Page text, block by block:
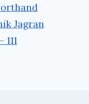
Jagran